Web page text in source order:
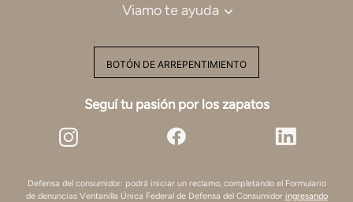
Viamo te ayuda
BOTÓN DE ARREPENTIMIENTO
Seguí tu pasión por los zapatos
Defensa del consumidor: podrá iniciar un reclamo, completando el Formulario
de denuncias Ventanilla Única Federal de Defensa del Consumidor ingresando